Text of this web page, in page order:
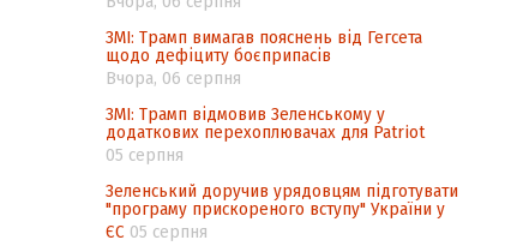
ЗМІ: Трамп вимагав пояснень від Гегсета
щодо дефіциту боєприпасів
Вчора, 06 серпня
ЗМІ: Трамп відмовив Зеленському у
додаткових перехоплювачах для Patriot
05 серпня
Зеленський доручив урядовцям підготувати
"програму прискореного вступу" України у
ЄС 05 серпня